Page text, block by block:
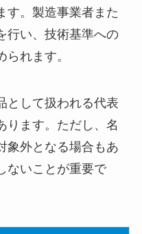
す。製造事業者また
行い、技術基準への
れます。
として扱われる代表
ります。ただし、名
象外となる場合もあ
ないことが重要で